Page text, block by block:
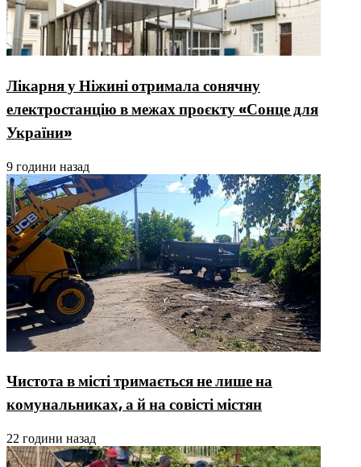
Лікарня у Ніжині отримала сонячну
електростанцію в межах проєкту «Сонце для
України»
9 години назад
Чистота в місті тримається не лише на
комунальниках, а й на совісті містян
22 години назад